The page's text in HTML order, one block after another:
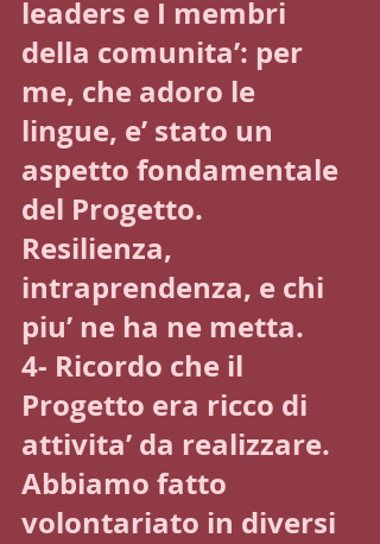
leaders e I membri
della comunita’: per
me, che adoro le
lingue, e’ stato un
aspetto fondamentale
del Progetto.
Resilienza,
intraprendenza, e chi
piu’ ne ha ne metta.
4- Ricordo che il
Progetto era ricco di
attivita’ da realizzare.
Abbiamo fatto
volontariato in diversi